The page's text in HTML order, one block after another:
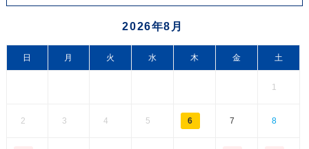
2026年8月
日 月 火 水 木 金 土
1
2 3 4 5 6 7 8